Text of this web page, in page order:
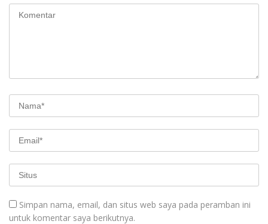
Simpan nama, email, dan situs web saya pada peramban ini
untuk komentar saya berikutnya.